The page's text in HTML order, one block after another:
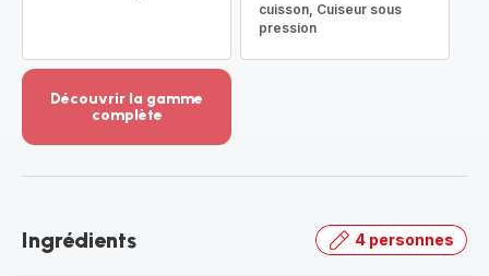
cuisson, Cuiseur sous
pression
Découvrir la gamme
complète
-
gamme
Ingrédients 4 personnes